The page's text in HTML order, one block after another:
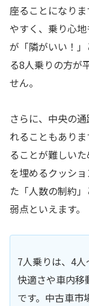
座ることになり
やすく、乗り心
が「隣がいい！
る8人乗りの方が
せん。
さらに、中央の
れることもあり
ることが難しい
を埋めるクッシ
た「人数の制約
弱点といえます。
7人乗りは、4
快適さや車内移
です。中古車市